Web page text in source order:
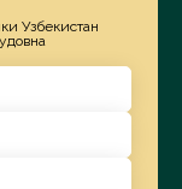
Узбекистан